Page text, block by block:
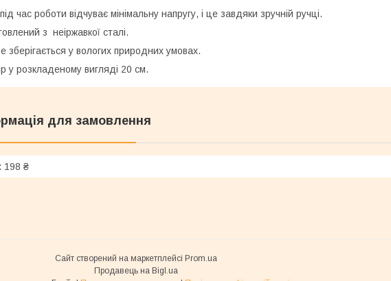
час роботи відчуває мінімальну напругу, і це завдяки зручній ручці.
з неіржавкої сталі.
зберігається у вологих природних умовах.
у розкладеному вигляді 20 см.
для замовлення
198 ₴
Сайт створений на маркетплейсі Prom.ua
Продавець на Bigl.ua